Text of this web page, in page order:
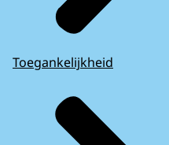
Toegankelijkheid